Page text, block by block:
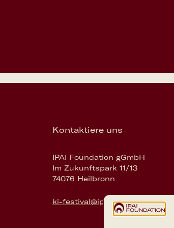
Kontaktiere uns
IPAI Foundation gGmbH
Im Zukunftspark 11/13
74076 Heilbronn
ki-festival@ipai-foundation.ai